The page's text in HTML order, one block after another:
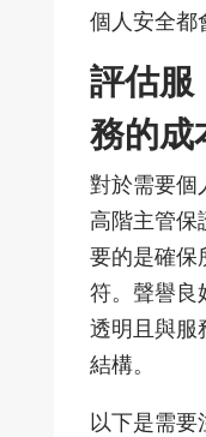
個人安全都
評估服
務的成
對於需要個
高階主管保
要的是確保
符。聲譽良
透明且與服
結構。
以下是需要